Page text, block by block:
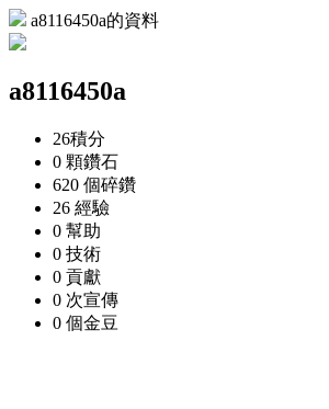
a8116450a的資料
a8116450a
26積分
0 顆鑽石
620 個碎鑽
26 經驗
0 幫助
0 技術
0 貢獻
0 次宣傳
0 個金豆